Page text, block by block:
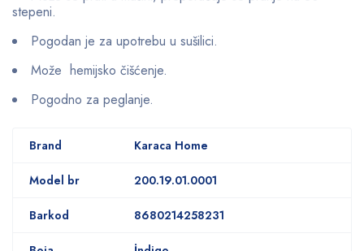
stepeni.
Pogodan je za upotrebu u sušilici.
Može hemijsko čišćenje.
Pogodno za peglanje.
Brand Karaca Home
Model br 200.19.01.0001
Barkod 8680214258231